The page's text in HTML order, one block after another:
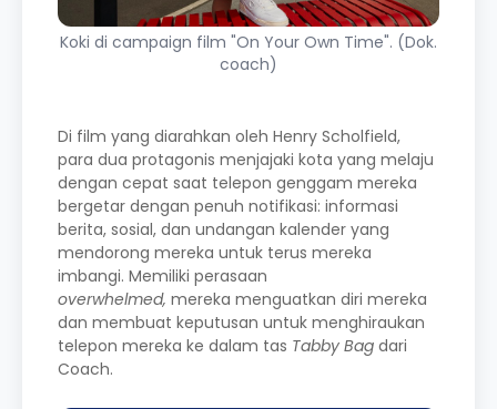
Koki di campaign film "On Your Own Time". (Dok.
coach)
Di film yang diarahkan oleh Henry Scholfield,
para dua protagonis menjajaki kota yang melaju
dengan cepat saat telepon genggam mereka
bergetar dengan penuh notifikasi: informasi
berita, sosial, dan undangan kalender yang
mendorong mereka untuk terus mereka
imbangi. Memiliki perasaan
overwhelmed, mereka menguatkan diri mereka
dan membuat keputusan untuk menghiraukan
telepon mereka ke dalam tas Tabby Bag dari
Coach.